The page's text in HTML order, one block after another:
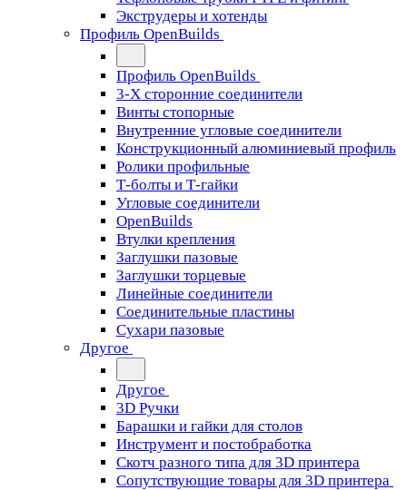
Экструдеры и хотенды
Профиль OpenBuilds
Профиль OpenBuilds
3-Х сторонние соединители
Винты стопорные
Внутренние угловые соединители
Конструкционный алюминиевый профиль
Ролики профильные
Т-болты и Т-гайки
Угловые соединители
OpenBuilds
Втулки крепления
Заглушки пазовые
Заглушки торцевые
Линейные соединители
Соединительные пластины
Сухари пазовые
Другое
Другое
3D Ручки
Барашки и гайки для столов
Инструмент и постобработка
Скотч разного типа для 3D принтера
Сопутствующие товары для 3D принтера